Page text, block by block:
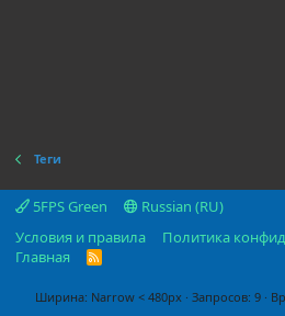
Теги
5FPS Green
Russian (RU)
Условия и правила
Политика
Главная
R
Ширина Запросов 9